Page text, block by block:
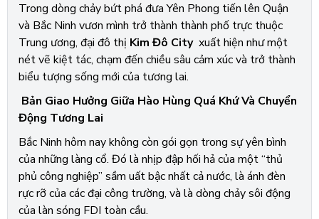
Trong dòng chảy bứt phá đưa Yên Phong tiến lên Quận
và Bắc Ninh vươn mình trở thành thành phố trực thuộc
Trung ương, đại đô thị Kim Đô City xuất hiện như một
nét vẽ kiệt tác, chạm đến chiều sâu cảm xúc và trở thành
biểu tượng sống mới của tương lai.
Bản Giao Hưởng Giữa Hào Hùng Quá Khứ Và Chuyển
Động Tương Lai
Bắc Ninh hôm nay không còn gói gọn trong sự yên bình
của những làng cổ. Đó là nhịp đập hối hả của một “thủ
phủ công nghiệp” sầm uất bậc nhất cả nước, là ánh đèn
rực rỡ của các đại công trường, và là dòng chảy sôi động
của làn sóng FDI toàn cầu.